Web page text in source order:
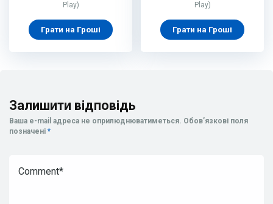
Play)
Грати на Гроші
Play)
Грати на Гроші
Залишити відповідь
Ваша e-mail адреса не оприлюднюватиметься. Обов’язкові поля
позначені *